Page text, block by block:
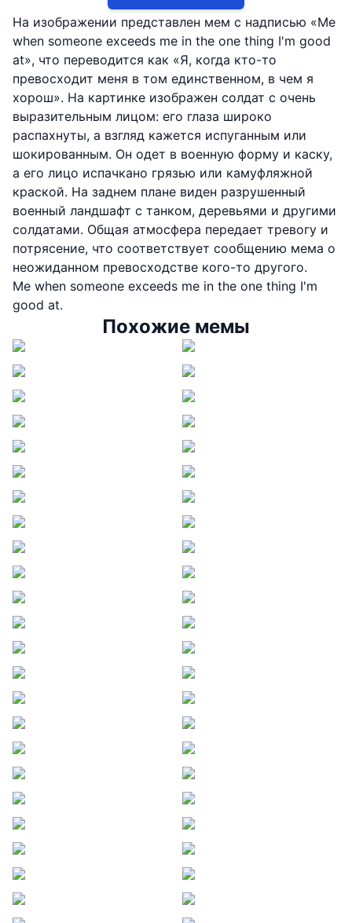
На изображении представлен мем с надписью «Me
when someone exceeds me in the one thing I'm good
at», что переводится как «Я, когда кто-то
превосходит меня в том единственном, в чем я
хорош». На картинке изображен солдат с очень
выразительным лицом: его глаза широко
распахнуты, а взгляд кажется испуганным или
шокированным. Он одет в военную форму и каску,
а его лицо испачкано грязью или камуфляжной
краской. На заднем плане виден разрушенный
военный ландшафт с танком, деревьями и другими
солдатами. Общая атмосфера передает тревогу и
потрясение, что соответствует сообщению мема о
неожиданном превосходстве кого-то другого.
Me when someone exceeds me in the one thing I'm
good at.
Похожие мемы